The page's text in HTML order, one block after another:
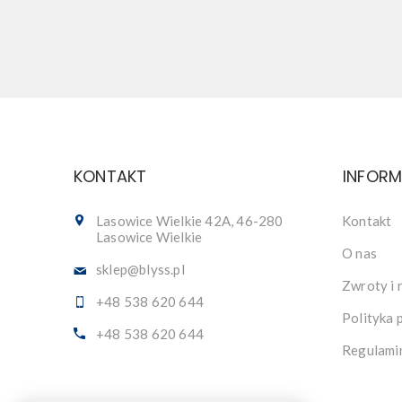
KONTAKT
Lasowice Wielkie 42A, 46-280
Lasowice Wielkie
sklep@blyss.pl
+48 538 620 644
+48 538 620 644
Kontakt
O nas
Zwroty i
Polityka